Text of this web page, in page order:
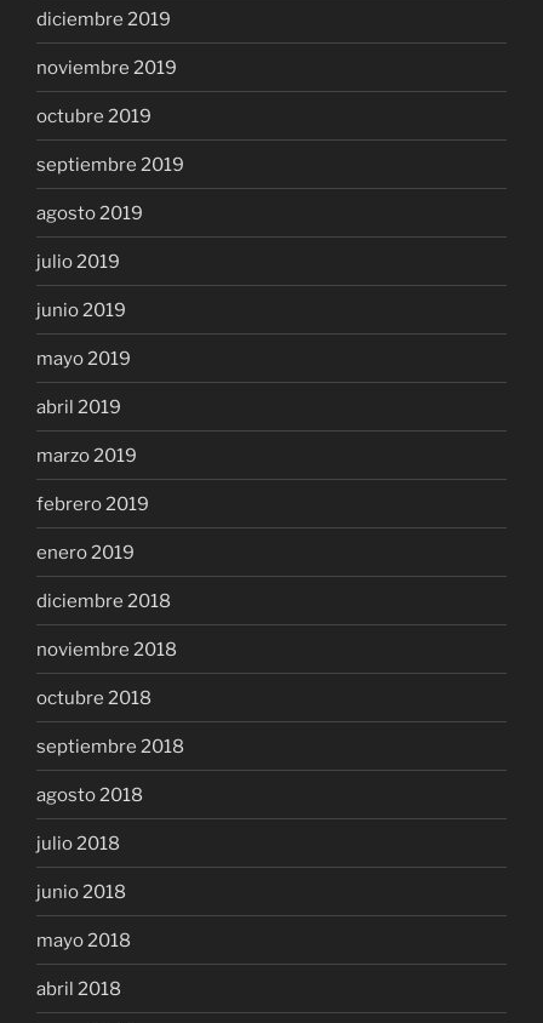
diciembre 2019
noviembre 2019
octubre 2019
septiembre 2019
agosto 2019
julio 2019
junio 2019
mayo 2019
abril 2019
marzo 2019
febrero 2019
enero 2019
diciembre 2018
noviembre 2018
octubre 2018
septiembre 2018
agosto 2018
julio 2018
junio 2018
mayo 2018
abril 2018